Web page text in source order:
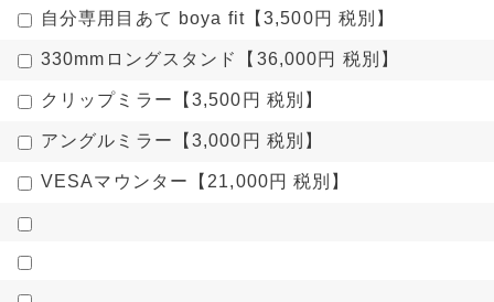
自分専用目あて boya fit【3,500円 税別】
330mmロングスタンド【36,000円 税別】
クリップミラー【3,500円 税別】
アングルミラー【3,000円 税別】
VESAマウンター【21,000円 税別】